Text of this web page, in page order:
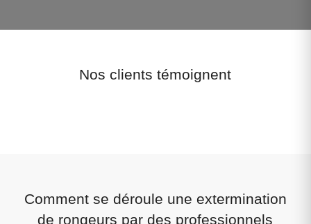
Nos clients témoignent
Comment se déroule une extermination
de rongeurs par des professionnels